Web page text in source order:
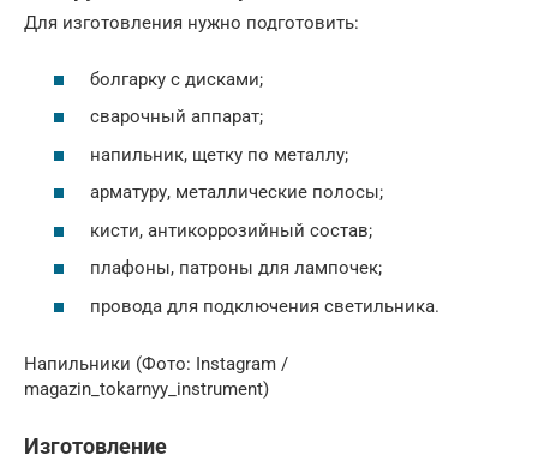
Для изготовления нужно подготовить:
болгарку с дисками;
сварочный аппарат;
напильник, щетку по металлу;
арматуру, металлические полосы;
кисти, антикоррозийный состав;
плафоны, патроны для лампочек;
провода для подключения светильника.
Напильники (Фото: Instagram /
magazin_tokarnyy_instrument)
Изготовление